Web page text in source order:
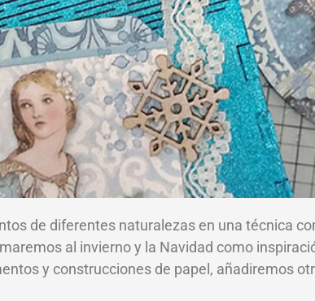
de diferentes naturalezas en una técnica
al invierno y la Navidad como
y construcciones de papel, añadiremos